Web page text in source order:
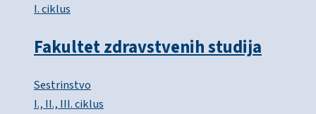
I. ciklus
Fakultet zdravstvenih studija
Sestrinstvo
I., II., III. ciklus